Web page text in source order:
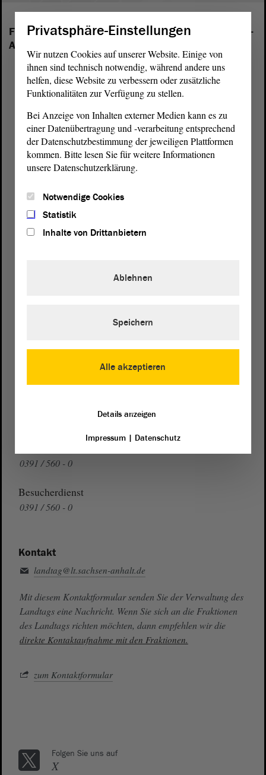
Folgende Fraktionen sind im Landtag von Sachsen-
Anhalt vertreten:
von Sachsen-Anhalt
Telefon und Fax
0391 / 560 - 1123
0391 / 560 - 0
Besucherdienst
0391 / 560 - 0
Kontakt
landtag@lt.sachsen-anhalt.de
Mit diesem Kontaktformular senden Sie der Verwaltung des
Landtags eine Nachricht. Wenn Sie sich an die Fraktionen
des Landtags richten möchten, dann empfehlen wir die
direkte Kontaktaufnahme mit den Fraktionen.
zum Kontaktformular
Folgen Sie uns auf
X
Privatsphäre-Einstellungen
Wir nutzen Cookies auf unserer Website. Einige von
ihnen sind technisch notwendig, während andere uns
helfen, diese Website zu verbessern oder zusätzliche
Funktionalitäten zur Verfügung zu stellen.
Bei Anzeige von Inhalten externer Medien kann es zu
einer Datenübertragung und -verarbeitung entsprechend
der Datenschutzbestimmung der jeweiligen Plattformen
kommen. Bitte lesen Sie für weitere Informationen
unsere Datenschutzerklärung.
Notwendige Cookies
Statistik
Inhalte von Drittanbietern
Alle akzeptieren
Ablehnen
Speichern
Details anzeigen
Impressum| Datenschutz